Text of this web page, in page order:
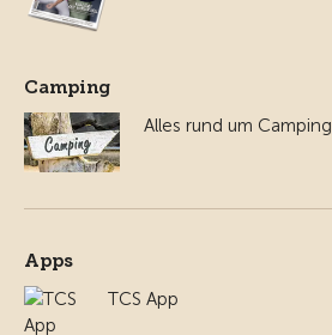
Camping
Alles rund um Camping
Apps
TCS App